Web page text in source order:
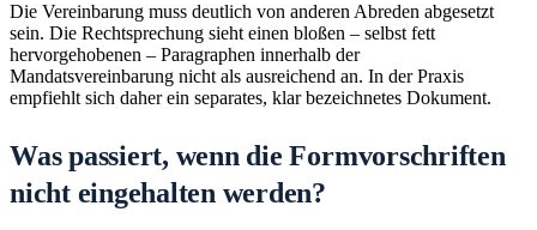
Die Vereinbarung muss deutlich von anderen Abreden abgesetzt
sein. Die Rechtsprechung sieht einen bloßen – selbst fett
hervorgehobenen – Paragraphen innerhalb der
Mandatsvereinbarung nicht als ausreichend an. In der Praxis
empfiehlt sich daher ein separates, klar bezeichnetes Dokument.
Was passiert, wenn die Formvorschriften
nicht eingehalten werden?